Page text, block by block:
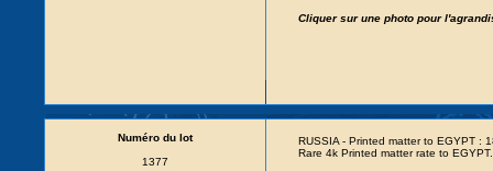
Cliquer sur une photo pour
Numéro du lot
1377
RUSSIA - Printed matter to EGYPT :
Rare 4k Printed matter rate to